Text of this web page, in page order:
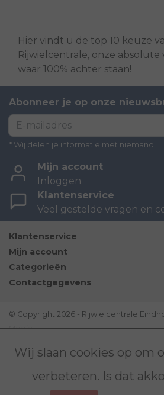
Hier vindt u de top 10 keuze
Rijwielcentrale, onze
waar 100% achter staan!
Abonneer je op onze
* Wij delen je informatie met niemand.
Mijn account
Inloggen
Klantenservice
Veel gestelde vragen en
Klantenservice
Mijn account
Categorieën
Contactgegevens
© Copyright 2026 - Rijwielcentrale
Media
Wij slaan cookies op om
verbeteren. Is dat